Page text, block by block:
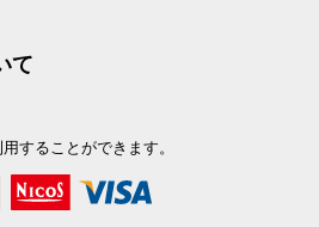
て
することができます。